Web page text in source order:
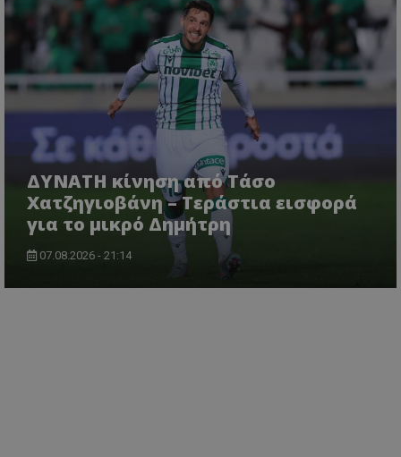
ΔΥΝΑΤΗ κίνηση από Τάσο
Χατζηγιοβάνη – Τεράστια εισφορά
για το μικρό Δημήτρη
07.08.2026 - 21:14